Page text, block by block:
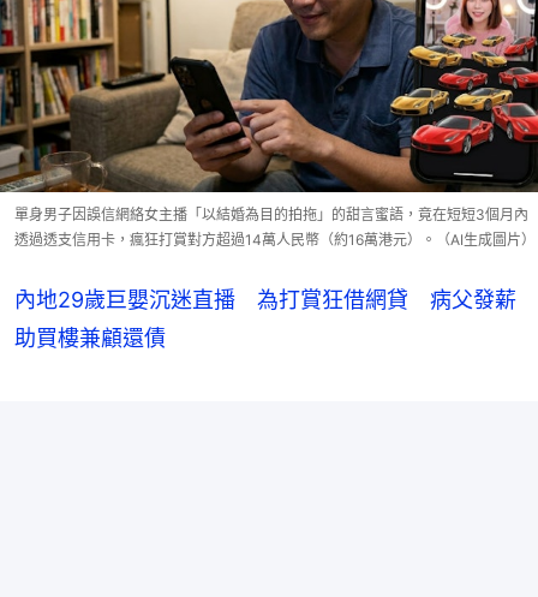
單身男子因誤信網絡女主播「以結婚為目的拍拖」的甜言蜜語，竟在短短3個月內
透過透支信用卡，瘋狂打賞對方超過14萬人民幣（約16萬港元）。（AI生成圖片）
內地29歲巨嬰沉迷直播 為打賞狂借網貸 病父發薪
助買樓兼顧還債